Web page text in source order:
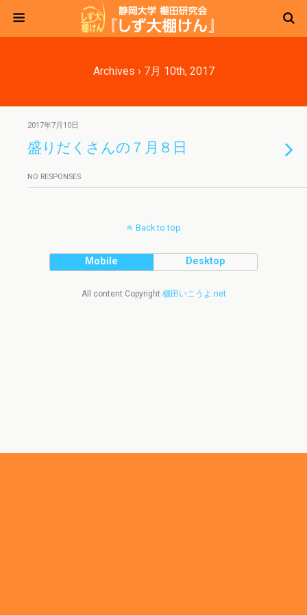
Archives › 7月 10th, 2017
2017年7月10日
盛りだくさんの７月８日
NO RESPONSES
Back to top
Mobile Desktop
All content Copyright 棚田いこうよ.net